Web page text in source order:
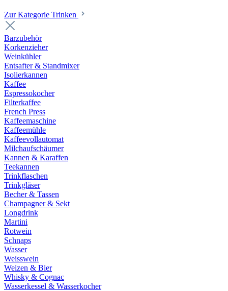
Zur Kategorie Trinken
Barzubehör
Korkenzieher
Weinkühler
Entsafter & Standmixer
Isolierkannen
Kaffee
Espressokocher
Filterkaffee
French Press
Kaffeemaschine
Kaffeemühle
Kaffeevollautomat
Milchaufschäumer
Kannen & Karaffen
Teekannen
Trinkflaschen
Trinkgläser
Becher & Tassen
Champagner & Sekt
Longdrink
Martini
Rotwein
Schnaps
Wasser
Weisswein
Weizen & Bier
Whisky & Cognac
Wasserkessel & Wasserkocher